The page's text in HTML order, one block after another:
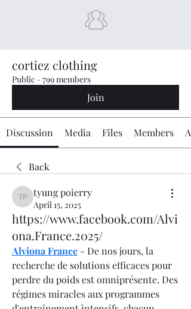
cortiez clothing
Public · 799 members
Join
Discussion Media Files Members
Back
tyung poierry
tyung poierry
April 15, 2025
https://www.facebook.com/Alvi
ona.France.2025/
Alviona France - De nos jours, la
recherche de solutions efficaces pour
perdre du poids est omniprésente. Des
régimes miracles aux programmes